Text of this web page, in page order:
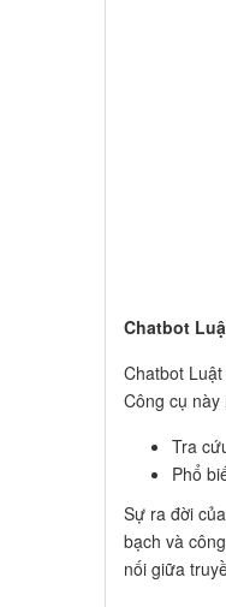
Chatbot
Chatbot
Công cụ
Tra
Phổ
Sự ra đời
bạch và
nối giữa